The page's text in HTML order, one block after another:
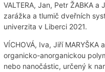
VALTERA, Jan, Petr ŽABKA a
zarážka a tlumič dveřních
univerzita v Liberci 2021.
VÍCHOVÁ, Iva, Jiří MARYŠKA
organicko-anorganickou
nebo nanočástic, určený k